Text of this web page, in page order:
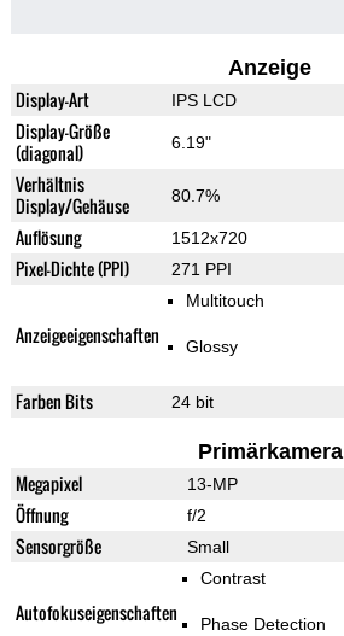
Anzeige
Display-Art IPS LCD
Display-Größe
(diagonal)
6.19"
Verhältnis
Display/Gehäuse
80.7%
Auflösung 1512x720
Pixel-Dichte (PPI) 271 PPI
Anzeigeeigenschaften
Multitouch
Glossy
Farben Bits 24 bit
Primärkamera
Megapixel 13-MP
Öffnung f/2
Sensorgröße Small
Autofokuseigenschaften
Contrast
Phase Detection